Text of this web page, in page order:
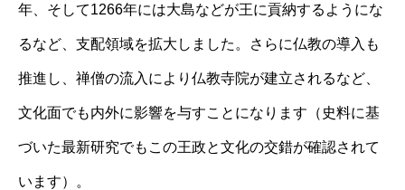
年、そして1266年には大島などが王に貢納するようにな
るなど、支配領域を拡大しました。さらに仏教の導入も
推進し、禅僧の流入により仏教寺院が建立されるなど、
文化面でも内外に影響を与すことになります（史料に基
づいた最新研究でもこの王政と文化の交錯が確認されて
います）。